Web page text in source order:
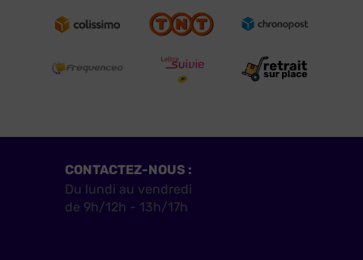
CONTACTEZ-NOUS :
Du lundi au vendredi
de 9h/12h - 13h/17h